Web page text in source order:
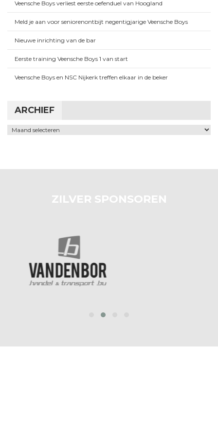
Veensche Boys verliest eerste oefenduel van Hoogland
Meld je aan voor seniorenontbijt negentigjarige Veensche Boys
Nieuwe inrichting van de bar
Eerste training Veensche Boys 1 van start
Veensche Boys en NSC Nijkerk treffen elkaar in de beker
ARCHIEF
Archief
ZILVER SPONSOREN
prev